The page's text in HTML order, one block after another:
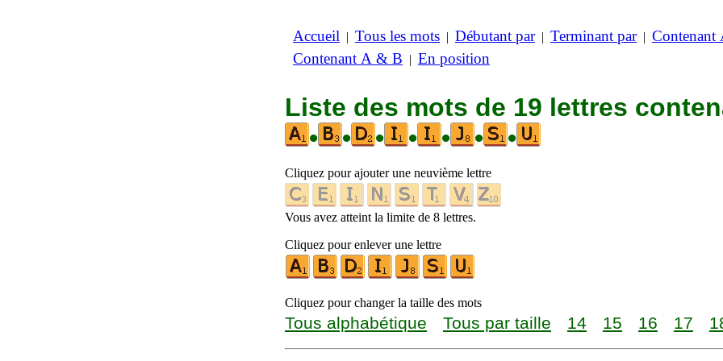
Accueil | Tous les mots | Débutant par| Terminant par| Contenant
Contenant A & B | En position
Liste des mots de 19 lettres
•
• • • • • •
Cliquez pour ajouter une neuvième lettre
Vous avez atteint la limite de 8 lettres.
Cliquez pour enlever une lettre
Cliquez pour changer la taille des mots
Tous alphabétique Tous par taille 14 15 16 17